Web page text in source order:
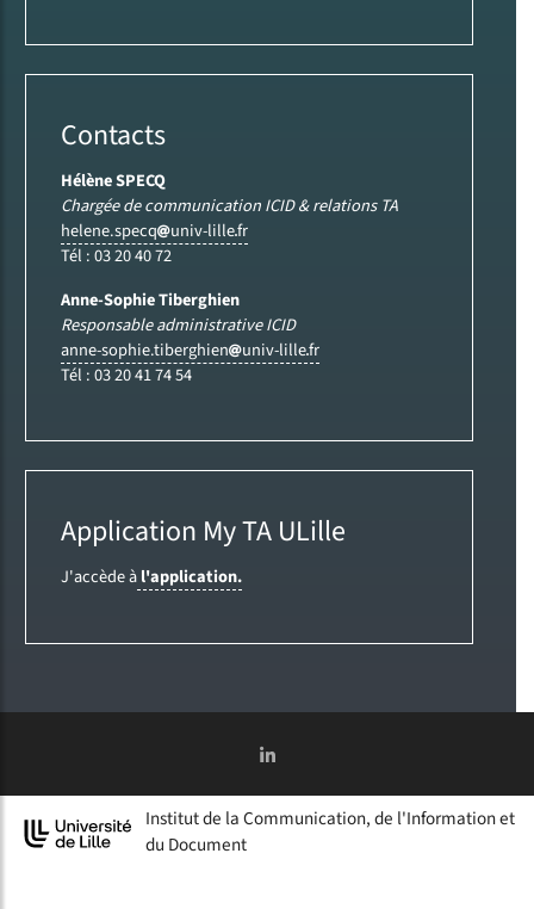
Contacts
Hélène SPECQ
Chargée de communication ICID & relations TA
helene.specq univ-lillefr
Tél : 03 20 40 72
Anne-Sophie Tiberghien
Responsable administrative ICID
anne-sophie.tiberghien univ-lillefr
Tél : 03 20 41 74 54
Application My TA ULille
J'accède àl'application.
Institut de la Communication, de l'Information et
du Document